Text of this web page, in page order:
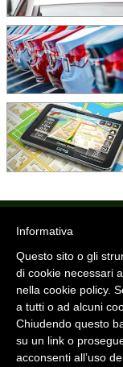
CloudMonitor24
P.IVA/C.F./Registro
Informativa
Questo sito o gli
di cookie necessari
nella cookie policy.
a tutti o ad alcuni
Chiudendo questo
su un link o
acconsenti all’uso